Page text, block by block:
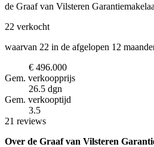
de Graaf van Vilsteren
22 verkocht
waarvan 22 in de afgelopen 12
€ 496.000
Gem. verkoopprijs
26.5 dgn
Gem. verkooptijd
3.5
21 reviews
Over de Graaf van Vilsteren